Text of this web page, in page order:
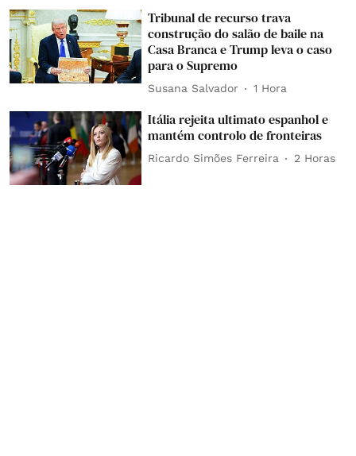
Tribunal de recurso trava
construção do salão de baile na
Casa Branca e Trump leva o caso
para o Supremo
Susana Salvador 1 Hora
Itália rejeita ultimato espanhol e
mantém controlo de fronteiras
Ricardo Simões Ferreira 2 Horas